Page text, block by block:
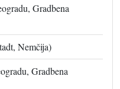
Gradbena
Nemčija)
Gradbena